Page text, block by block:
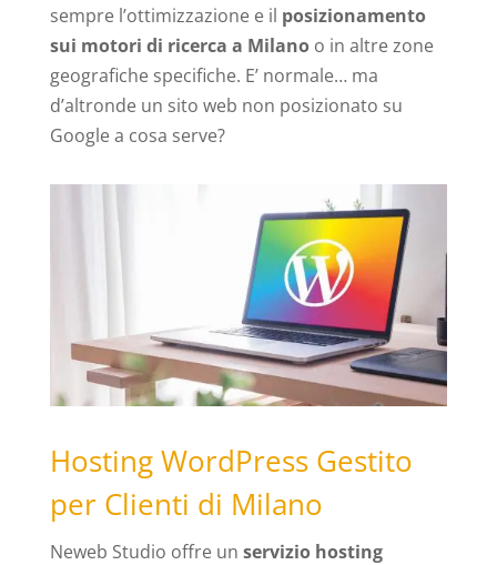
sempre l’ottimizzazione e il posizionamento
sui motori di ricerca a Milano o in altre zone
geografiche specifiche. E’ normale… ma
d’altronde un sito web non posizionato su
Google a cosa serve?
Hosting WordPress Gestito
per Clienti di Milano
Neweb Studio offre un servizio hosting